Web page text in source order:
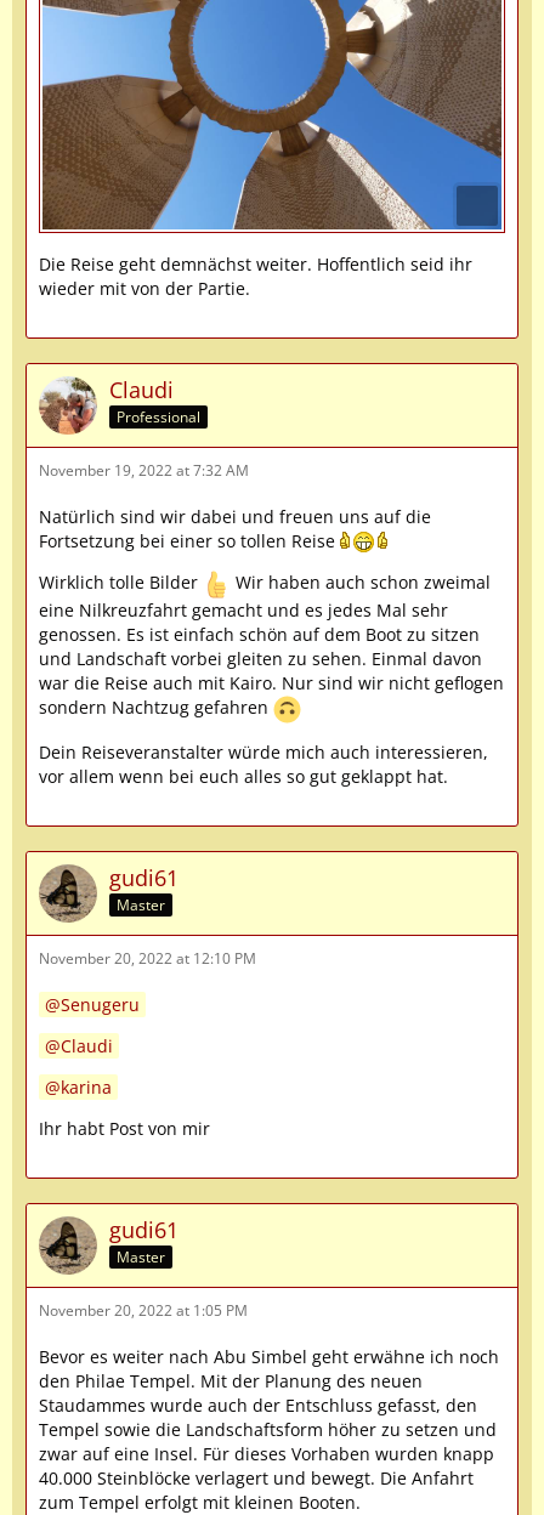
Die Reise geht demnächst weiter. Hoffentlich seid ihr
wieder mit von der Partie.
Claudi
Professional
November 19, 2022 at 7:32 AM
Natürlich sind wir dabei und freuen uns auf die
Fortsetzung bei einer so tollen Reise
Wirklich tolle Bilder
Wir haben auch schon zweimal
eine Nilkreuzfahrt gemacht und es jedes Mal sehr
genossen. Es ist einfach schön auf dem Boot zu sitzen
und Landschaft vorbei gleiten zu sehen. Einmal davon
war die Reise auch mit Kairo. Nur sind wir nicht geflogen
sondern Nachtzug gefahren
Dein Reiseveranstalter würde mich auch interessieren,
vor allem wenn bei euch alles so gut geklappt hat.
gudi61
Master
November 20, 2022 at 12:10 PM
Senugeru
Claudi
karina
Ihr habt Post von mir
gudi61
Master
November 20, 2022 at 1:05 PM
Bevor es weiter nach Abu Simbel geht erwähne ich noch
den Philae Tempel. Mit der Planung des neuen
Staudammes wurde auch der Entschluss gefasst, den
Tempel sowie die Landschaftsform höher zu setzen und
zwar auf eine Insel. Für dieses Vorhaben wurden knapp
40.000 Steinblöcke verlagert und bewegt. Die Anfahrt
zum Tempel erfolgt mit kleinen Booten.